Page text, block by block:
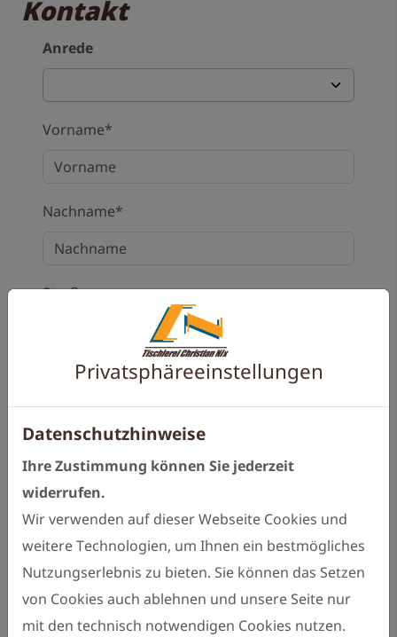
Kontakt
Anrede
Vorname*
Nachname*
Straße
Hausnummer
PLZ
Ort
E-Mail*
Privatsphäre­einstellungen
Datenschutzhinweise
Ihre Zustimmung können Sie jederzeit
widerrufen.
Wir verwenden auf dieser Webseite Cookies und
weitere Technologien, um Ihnen ein bestmögliches
Nutzungserlebnis zu bieten. Sie können das Setzen
von Cookies auch ablehnen und unsere Seite nur
mit den technisch notwendigen Cookies nutzen.